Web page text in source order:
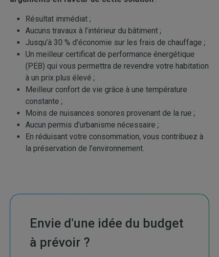
Résultat immédiat ;
Aucuns travaux à l’intérieur du bâtiment ;
Jusqu’à 30 % d’économie sur les frais de chauffage ;
Un meilleur certificat de performance énergétique
(PEB) qui vous permettra de revendre votre habitation
à un prix plus élevé ;
Meilleur confort de vie grâce à une température
constante ;
Moins de nuisances sonores provenant de la rue ;
Aucun permis d’urbanisme nécessaire ;
En réduisant votre consommation, vous contribuez à
la préservation de l’environnement.
Envie d'une idée du budget
à prévoir ?